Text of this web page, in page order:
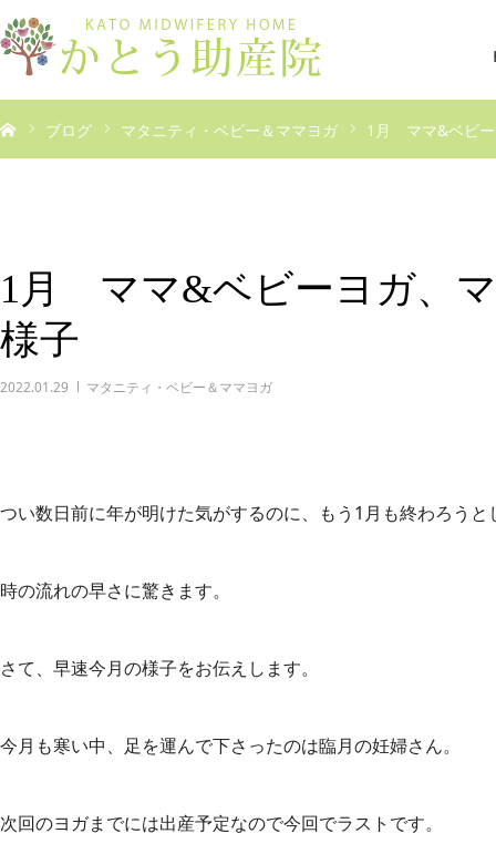
ブログ マタニティ・ベビー＆ママヨガ 1月 ママ&ベビ
1月 ママ&ベビーヨガ、
様子
2022.01.29 マタニティ・ベビー＆ママヨガ
つい数日前に年が明けた気がするのに、もう1月も終わろうと
時の流れの早さに驚きます。
さて、早速今月の様子をお伝えします。
今月も寒い中、足を運んで下さったのは臨月の妊婦さん。
次回のヨガまでには出産予定なので今回でラストです。